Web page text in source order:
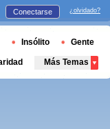
Conectarse ¿olvidado?
Insólito Gente
Más Temas